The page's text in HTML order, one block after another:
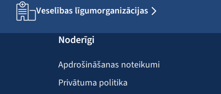
Veselības līgumorganizācijas
Noderīgi
Apdrošināšanas noteikumi
Privātuma politika